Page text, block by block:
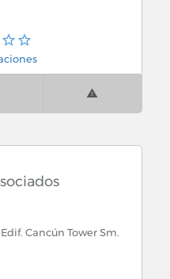
Cancún Tower Sm.